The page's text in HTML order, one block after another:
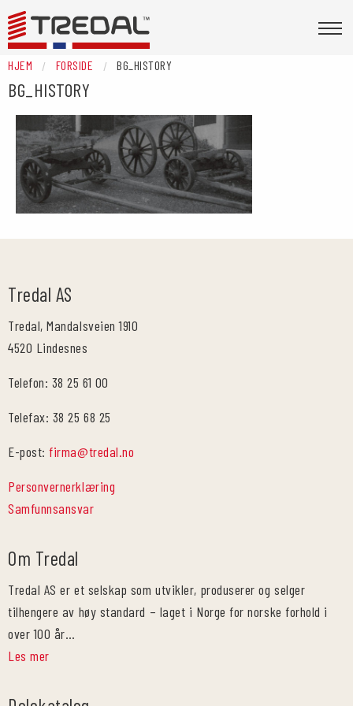
HJEM FORSIDE BG_HISTORY
BG_HISTORY
Tredal AS
Tredal, Mandalsveien 1910
4520 Lindesnes
Telefon: 38 25 61 00
Telefax: 38 25 68 25
E-post:firma@tredal.no
Personvernerklæring
Samfunnsansvar
Om Tredal
Tredal AS er et selskap som utvikler, produserer og selger
tilhengere av høy standard – laget i Norge for norske forhold i
over 100 år…
Les mer